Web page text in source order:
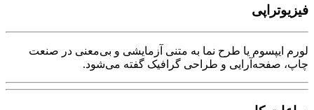
فیزیوتراپی
لورم ایپسوم یا طرح‌ نما به متنی آزمایشی و بی‌معنی در صنعت
چاپ، صفحه‌آرایی و طراحی گرافیک گفته می‌شود.